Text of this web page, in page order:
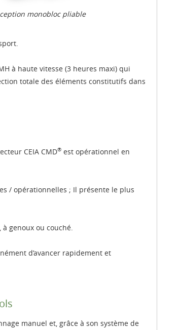
monobloc pliable
à haute vitesse (3 heures maxi) qui
totale des éléments constitutifs dans
CEIA CMD®est opérationnel en
/ opérationnelles ; Il présente le plus
genoux ou couché.
d’avancer rapidement et
manuel et, grâce à son système de